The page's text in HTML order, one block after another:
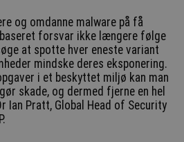
og omdanne malware på få
forsvar ikke længere følge
at spotte hver eneste variant
mindske deres eksponering.
i et beskyttet miljø kan man
skade, og dermed fjerne en hel
Ian Pratt, Global Head of Security